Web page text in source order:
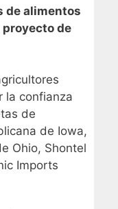
de alimentos
de
la confianza
de
de Iowa,
Ohio, Shontel
Imports